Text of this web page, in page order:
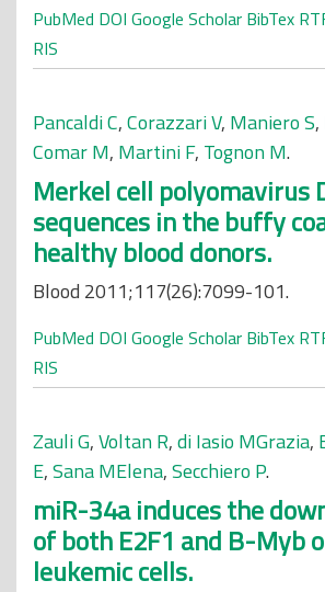
PubMed DOI Google Scholar BibTex
RIS
Pancaldi C,Corazzari V, Maniero S,
Comar M, Martini F, Tognon M.
Merkel cell polyomavirus
sequences in the buffy
healthy blood donors.
Blood 2011;117(26):7099-101.
PubMed DOI Google Scholar BibTex
RIS
Zauli G,Voltan R,di Iasio MGrazia,
E,Sana MElena,Secchiero P.
miR-34a induces the
of both E2F1 and B-Myb
leukemic cells.